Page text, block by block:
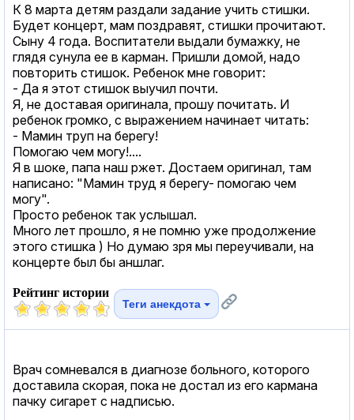
К 8 марта детям раздали задание учить стишки.
Будет концерт, мам поздравят, стишки прочитают.
Сыну 4 года. Воспитатели выдали бумажку, не
глядя сунула ее в карман. Пришли домой, надо
повторить стишок. Ребенок мне говорит:
- Да я этот стишок выучил почти.
Я, не доставая оригинала, прошу почитать. И
ребенок громко, с выражением начинает читать:
- Мамин труп на берегу!
Помогаю чем могу!....
Я в шоке, папа наш ржет. Достаем оригинал, там
написано: "Мамин труд я берегу- помогаю чем
могу".
Просто ребенок так услышал.
Много лет прошло, я не помню уже продолжение
этого стишка ) Но думаю зря мы переучивали, на
концерте был бы аншлаг.
Рейтинг истории
Теги анекдота
Врач сомневался в диагнозе больного, которого
доставила скорая, пока не достал из его кармана
пачку сигарет с надписью.